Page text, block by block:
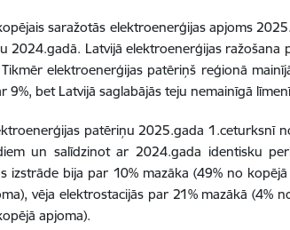
saražotās elektroenerģijas apjoms
2024.gadā. Latvijā elektroenerģijas ražošana
elektroenerģijas patēriņš reģionā
9%, bet Latvijā saglabājās teju nemainīgā
patēriņu 2025.gada 1.ceturksnī
un salīdzinot ar 2024.gada identisku
izstrāde bija par 10% mazāka (49% no
vēja elektrostacijās par 21% mazākā (4%
apjoma).